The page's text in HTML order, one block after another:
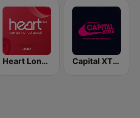
Heart London Capital XTRA